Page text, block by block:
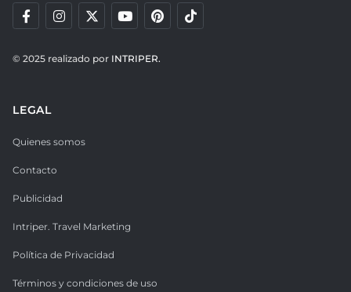
© 2025 realizado por INTRIPER.
LEGAL
Quienes somos
Contacto
Publicidad
Intriper. Travel Marketing
Política de Privacidad
Términos y condiciones de uso